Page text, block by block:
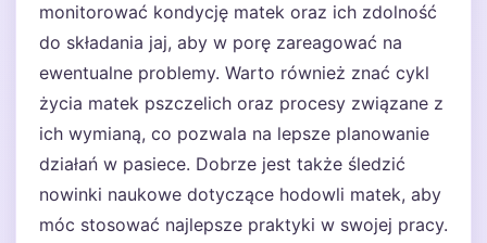
monitorować kondycję matek oraz ich zdolność
do składania jaj, aby w porę zareagować na
ewentualne problemy. Warto również znać cykl
życia matek pszczelich oraz procesy związane z
ich wymianą, co pozwala na lepsze planowanie
działań w pasiece. Dobrze jest także śledzić
nowinki naukowe dotyczące hodowli matek, aby
móc stosować najlepsze praktyki w swojej pracy.